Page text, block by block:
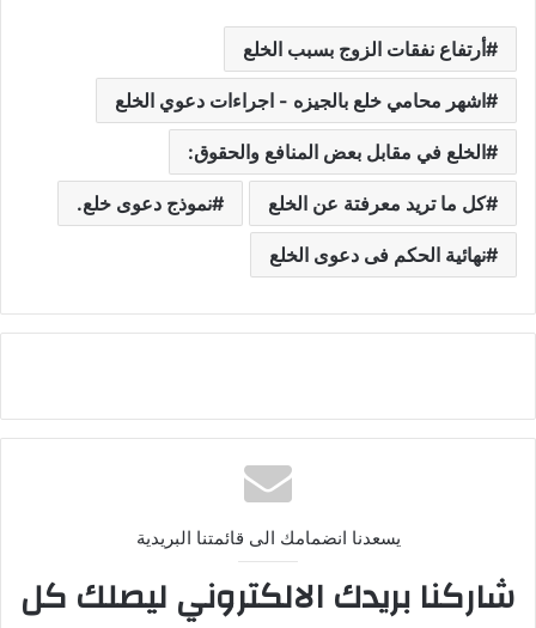
أرتفاع نفقات الزوج بسبب الخلع
اشهر محامي خلع بالجيزه - اجراءات دعوي الخلع
الخلع في مقابل بعض المنافع والحقوق:
كل ما تريد معرفتة عن الخلع نموذج دعوى خلع.
نهائية الحكم فى دعوى الخلع
يسعدنا انضمامك الى قائمتنا البريدية
شاركنا بريدك الالكتروني ليصلك كل